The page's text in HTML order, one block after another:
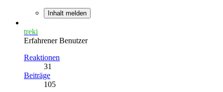
Inhalt melden
treki
Erfahrener Benutzer
Reaktionen
31
Beiträge
105